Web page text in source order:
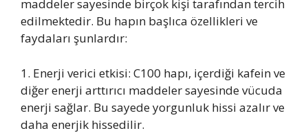
maddeler sayesinde birçok kişi tarafından tercih
edilmektedir. Bu hapın başlıca özellikleri ve
faydaları şunlardır:
1. Enerji verici etkisi: C100 hapı, içerdiği kafein ve
diğer enerji arttırıcı maddeler sayesinde vücuda
enerji sağlar. Bu sayede yorgunluk hissi azalır ve
daha enerjik hissedilir.